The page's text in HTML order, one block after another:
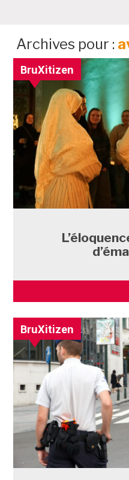
Archives pour :
BruXitizen
BruXitizen